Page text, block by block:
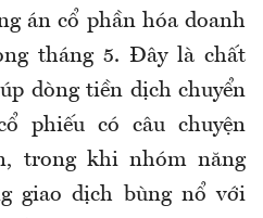
án cổ phần hóa doanh
tháng 5. Đây là chất
dòng tiền dịch chuyển
phiếu có câu chuyện
trong khi nhóm năng
giao dịch bùng nổ với